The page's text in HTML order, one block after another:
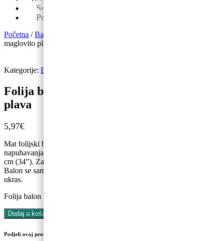
Sub: 08-13
Pon-pet: 09-19
Početna /Baloni
maglovito plava
Kategorije: Balon brojevi
Folija balon broj ”9”, 86 cm, maglovito
plava
5,97€
Mat folijski balon broj 9 u maglovito plavoj boji, veličina prije
napuhavanja cca. 100 cm (39”), veličina nakon napuhavanja cca. 86
cm (34”). Za napuhavanje zrakom i helijem. Set uključuje slamku.
Balon se samozatvara. Ima kukice za lakše postavljanje balona za
ukras.
Folija balon broj ''9'', 86 cm, maglovito plava količina
Dodaj u košaricu
Podjeli ovaj proizvod na društvenim mrežama